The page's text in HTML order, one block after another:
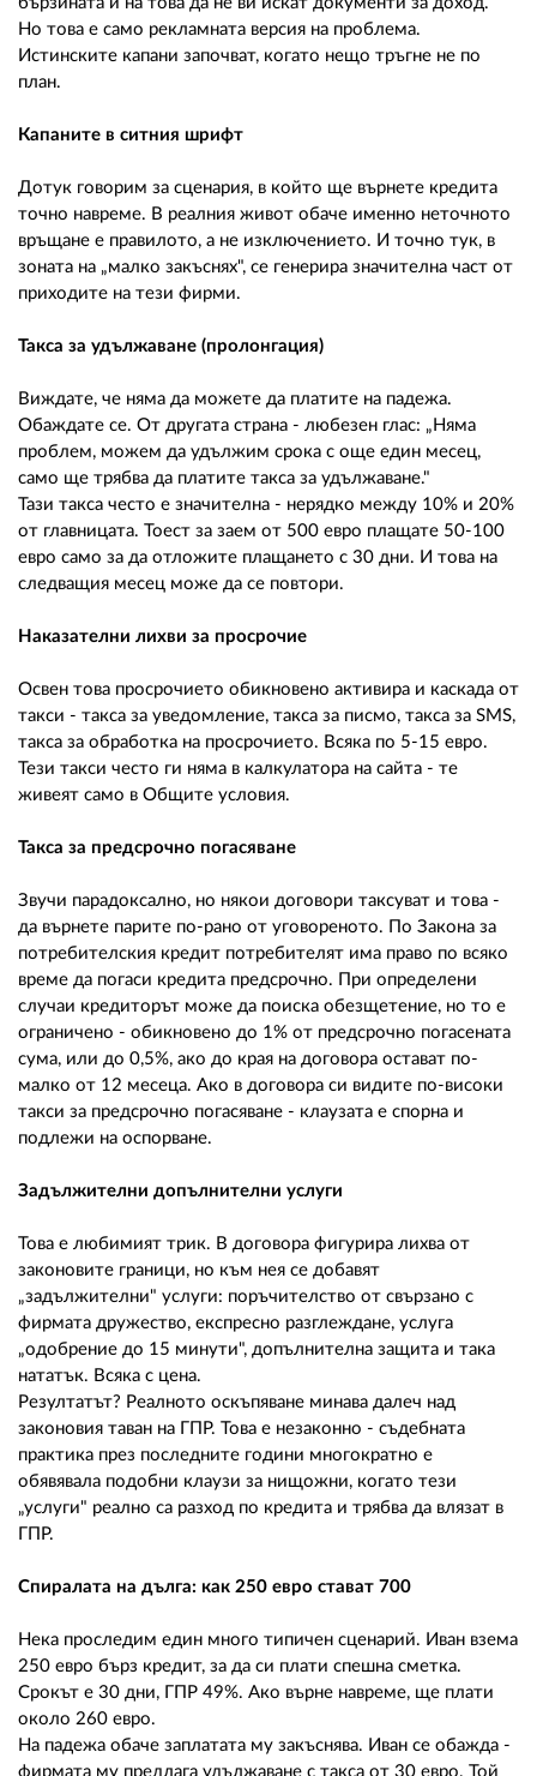
Но това е само рекламната версия на проблема.
Истинските капани започват, когато нещо тръгне не по
план.
Капаните в ситния шрифт
Дотук говорим за сценария, в който ще върнете кредита
точно навреме. В реалния живот обаче именно неточното
връщане е правилото, а не изключението. И точно тук, в
зоната на „малко закъснях", се генерира значителна част от
приходите на тези фирми.
Такса за удължаване (пролонгация)
Виждате, че няма да можете да платите на падежа.
Обаждате се. От другата страна - любезен глас: „Няма
проблем, можем да удължим срока с още един месец,
само ще трябва да платите такса за удължаване."
Тази такса често е значителна - нерядко между 10% и 20%
от главницата. Тоест за заем от 500 евро плащате 50-100
евро само за да отложите плащането с 30 дни. И това на
следващия месец може да се повтори.
Наказателни лихви за просрочие
Освен това просрочието обикновено активира и каскада от
такси - такса за уведомление, такса за писмо, такса за SMS,
такса за обработка на просрочието. Всяка по 5-15 евро.
Тези такси често ги няма в калкулатора на сайта - те
живеят само в Общите условия.
Такса за предсрочно погасяване
Звучи парадоксално, но някои договори таксуват и това -
да върнете парите по-рано от уговореното. По Закона за
потребителския кредит потребителят има право по всяко
време да погаси кредита предсрочно. При определени
случаи кредиторът може да поиска обезщетение, но то е
ограничено - обикновено до 1% от предсрочно погасената
сума, или до 0,5%, ако до края на договора остават по-
малко от 12 месеца. Ако в договора си видите по-високи
такси за предсрочно погасяване - клаузата е спорна и
подлежи на оспорване.
Задължителни допълнителни услуги
Това е любимият трик. В договора фигурира лихва от
законовите граници, но към нея се добавят
„задължителни" услуги: поръчителство от свързано с
фирмата дружество, експресно разглеждане, услуга
„одобрение до 15 минути", допълнителна защита и така
нататък. Всяка с цена.
Резултатът? Реалното оскъпяване минава далеч над
законовия таван на ГПР. Това е незаконно - съдебната
практика през последните години многократно е
обявявала подобни клаузи за нищожни, когато тези
„услуги" реално са разход по кредита и трябва да влязат в
ГПР.
Спиралата на дълга: как 250 евро стават 700
Нека проследим един много типичен сценарий. Иван взема
250 евро бърз кредит, за да си плати спешна сметка.
Срокът е 30 дни, ГПР 49%. Ако върне навреме, ще плати
около 260 евро.
На падежа обаче заплатата му закъснява. Иван се обажда -
фирмата му предлага удължаване с такса от 30 евро. Той